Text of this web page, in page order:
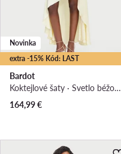
extra -15% Kód: LAST
Novinka
Bardot
Koktejlové šaty · Svetlo béžová · Midi, Asymetrická
164,99€